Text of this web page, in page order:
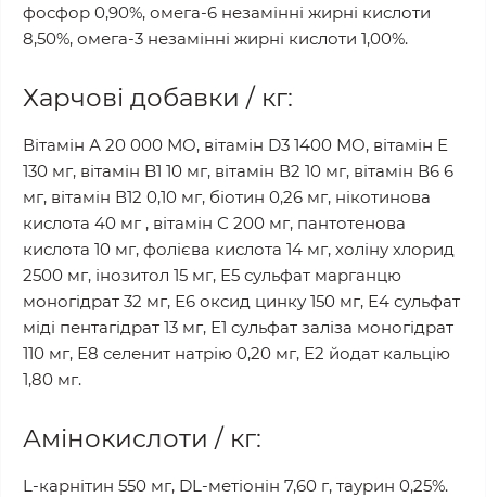
фосфор 0,90%, омега-6 незамінні жирні кислоти
8,50%, омега-3 незамінні жирні кислоти 1,00%.
Харчові добавки / кг:
Вітамін А 20 000 МО, вітамін D3 1400 МО, вітамін Е
130 мг, вітамін B1 10 мг, вітамін В2 10 мг, вітамін В6 6
мг, вітамін В12 0,10 мг, біотин 0,26 мг, нікотинова
кислота 40 мг , вітамін С 200 мг, пантотенова
кислота 10 мг, фолієва кислота 14 мг, холіну хлорид
2500 мг, інозитол 15 мг, Е5 сульфат марганцю
моногідрат 32 мг, Е6 оксид цинку 150 мг, Е4 сульфат
міді пентагідрат 13 мг, Е1 сульфат заліза моногідрат
110 мг, Е8 селенит натрію 0,20 мг, Е2 йодат кальцію
1,80 мг.
Амінокислоти / кг:
L-карнітин 550 мг, DL-метіонін 7,60 г, таурин 0,25%.